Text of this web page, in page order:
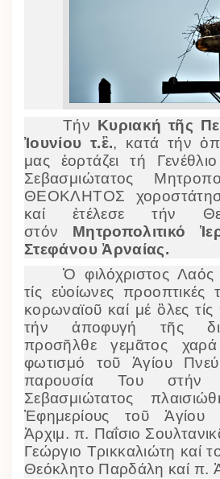
Τήν Κυριακή τῆς
Ἰουνίου τ.ἒ., κατά τήν
μας ἑορτάζει τή
Σεβασμιώτατος
ΘΕΟΚΛΗΤΟΣ
καί ἐτέλεσε τήν
στόν Μητροπολιτικό
Στεφάνου Ἀρναίας.
Ὁ φιλόχριστος
τίς εὐοίωνες προοπτικές
κορωναϊοῦ καί μέ ὃλες τίς
τήν ἀποφυγή τῆς
προσῆλθε γεμᾶτος
φωτισμό τοῦ Ἁγίου
παρουσία Του στήν
Σεβασμιώτατος
Ἐφημερίους τοῦ Ἁγίου
Ἀρχιμ. π. Παΐσιο
Γεώργιο Τρικκαλιώτη καί
Θεόκλητο Παρδάλη καί π.